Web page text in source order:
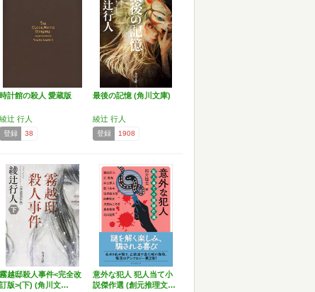
時計館の殺人 愛蔵版
綾辻 行人
登録 38
最後の記憶 (角川文庫)
綾辻 行人
登録 1908
霧越邸殺人事件<完全改
訂版>(下) (角川文…
意外な犯人 犯人当て小
説傑作選 (創元推理文…